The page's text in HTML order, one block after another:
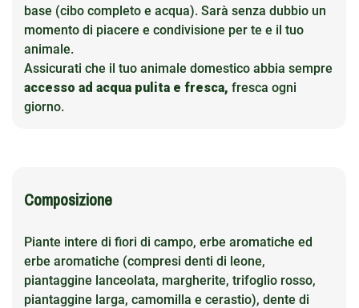
base (cibo completo e acqua). Sarà senza dubbio un
momento di piacere e condivisione per te e il tuo
animale.
Assicurati che il tuo animale domestico abbia sempre
accesso ad acqua pulita e fresca, fresca ogni
giorno.
Composizione
Piante intere di fiori di campo, erbe aromatiche ed
erbe aromatiche (compresi denti di leone,
piantaggine lanceolata, margherite, trifoglio rosso,
piantaggine larga, camomilla e cerastio), dente di